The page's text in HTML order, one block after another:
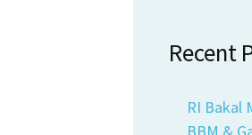
Recent
RI Bakal